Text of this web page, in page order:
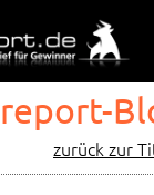
zurück zur